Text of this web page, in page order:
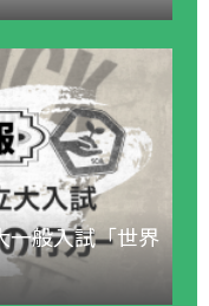
一般入試「世界